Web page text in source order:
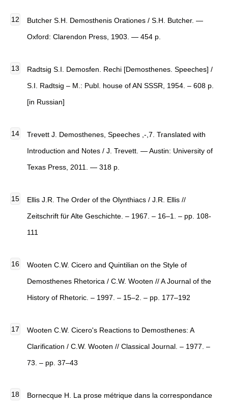
Butcher S.H. Demosthenis Orationes / S.H. Butcher. —
Oxford: Clarendon Press, 1903. — 454 p.
Radtsig S.I. Demosfen. Rechi [Demosthenes. Speeches] /
S.I. Radtsig – M.: Publ. house of AN SSSR, 1954. – 608 p.
[in Russian]
Trevett J. Demosthenes, Speeches ,-,7. Translated with
Introduction and Notes / J. Trevett. — Austin: University of
Texas Press, 2011. — 318 p.
Ellis J.R. The Order of the Olynthiacs / J.R. Ellis //
Zeitschrift für Alte Geschichte. – 1967. – 16–1. – pp. 108-
111
Wooten C.W. Cicero and Quintilian on the Style of
Demosthenes Rhetorica / C.W. Wooten // A Journal of the
History of Rhetoric. – 1997. – 15–2. – pp. 177–192
Wooten C.W. Cicero's Reactions to Demosthenes: A
Clarification / C.W. Wooten // Classical Journal. – 1977. –
73. – pp. 37–43
Bornecque H. La prose métrique dans la correspondance